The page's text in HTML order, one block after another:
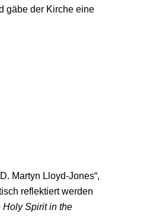
gäbe der Kirche eine
Martyn Lloyd-Jones“,
reflektiert werden
Spirit in the